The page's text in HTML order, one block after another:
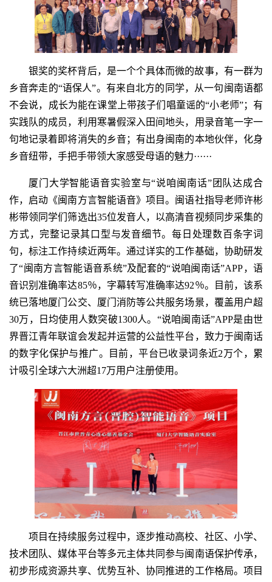
银奖的奖杯背后，是一个个具体而微的故事，有一群为
乡音奔走的“语保人”。有来自北方的同学，从一句闽南语都
不会说，成长为能在课堂上带孩子们唱童谣的“小老师”；有
实践队的成员，利用寒暑假深入田间地头，用录音笔一字一
句地记录着即将消失的乡音；有出身闽南的本地伙伴，化身
乡音纽带，手把手带领大家感受母语的魅力······
厦门大学智能语音实验室与“说咱闽南话”团队达成合
作，启动《闽南方言智能语音》项目。闽语社指导老师许彬
彬带领同学们筛选出35位发音人，以高清音视频同步采集的
方式，完整记录其口型与发音细节。每日处理数百条字词
句，标注工作持续近两年。通过详实的工作基础，协助研发
了“闽南方言智能语音系统”及配套的“说咱闽南话”APP，语
音识别准确率达85％，字幕转写准确率达92％。目前，该系
统已落地厦门公交、厦门消防等公共服务场景，覆盖用户超
30万，日均使用人数突破1300人。“说咱闽南话”APP是由世
界晋江青年联谊会发起并运营的公益性平台，致力于闽南话
的数字化保护与推广。目前，平台已收录词条近2万个，累
计吸引全球六大洲超17万用户注册使用。
项目在持续服务过程中，逐步推动高校、社区、小学、
技术团队、媒体平台等多元主体共同参与闽南语保护传承，
初步形成资源共享、优势互补、协同推进的工作格局。项目